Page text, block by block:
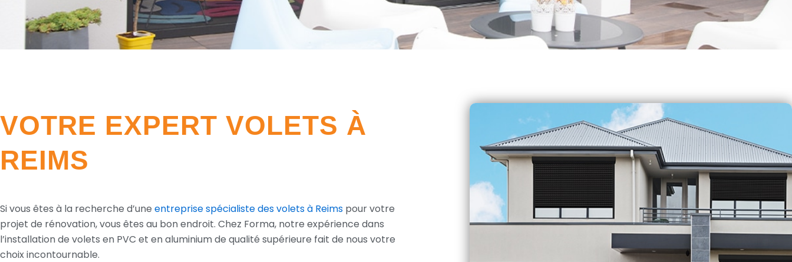
VOTRE EXPERT VOLETS À
REIMS
Si vous êtes à la recherche d’une entreprise spécialiste des volets à Reims pour votre
projet de rénovation, vous êtes au bon endroit. Chez Forma, notre expérience dans
l’installation de volets en PVC et en aluminium de qualité supérieure fait de nous votre
choix incontournable.